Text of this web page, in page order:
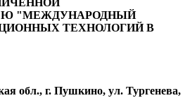
"МЕЖДУНАРОДНЫЙ
ТЕХНОЛОГИЙ В
обл., г. Пушкино, ул. Тургенева,